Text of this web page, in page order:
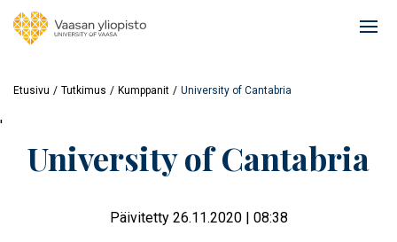
Etusivu Tutkimus Kumppanit University of Cantabria
'
University of Cantabria
Päivitetty 26.11.2020 | 08:38